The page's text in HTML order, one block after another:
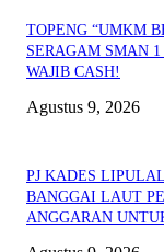
TOPENG “UMKM
SERAGAM SMAN
WAJIB CASH!
Agustus 9, 2026
PJ KADES
BANGGAI LAUT
ANGGARAN